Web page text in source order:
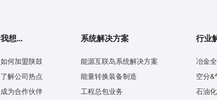
我想...
如何加盟陕鼓
了解公司热点
成为合作伙伴
系统解决方案
能源互联岛系统解决方案
能量转换装备制造
工程总包业务
行业
冶金
空分&
石油